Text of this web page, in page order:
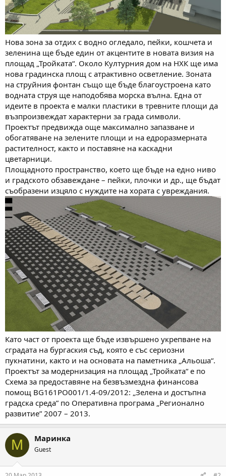
Нова зона за отдих с водно огледало, пейки, кошчета и
зеленина ще бъде един от акцентите в новата визия на
площад „Тройката“. Около Културния дом на НХК ще има
нова градинска площ с атрактивно осветление. Зоната
на струйния фонтан също ще бъде благоустроена като
водната струя ще наподобява морска вълна. Една от
идеите в проекта е малки пластики в тревните площи да
възпроизвеждат характерни за града символи.
Проектът предвижда още максимално запазване и
обогатяване на зелените площи и на едроразмерната
растителност, както и поставяне на каскадни
цветарници.
Площадното пространство, което ще бъде на едно ниво
и градското обзавеждане – пейки, плочки и др., ще бъдат
съобразени изцяло с нуждите на хората с увреждания.
Като част от проекта ще бъде извършено укрепване на
сградата на бургаския съд, която е със сериозни
пукнатини, както и на основата на паметника „Альоша“.
Проектът за модернизация на площад „Тройката“ е по
Схема за предоставяне на безвъзмездна финансова
помощ BG161PO001/1.4-09/2012: „Зелена и достъпна
градска среда” по Оперативна програма „Регионално
развитие” 2007 – 2013.
М Маринка
Guest